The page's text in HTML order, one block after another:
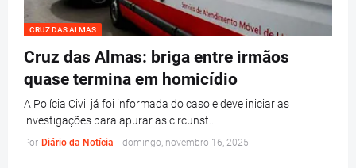
CRUZ DAS ALMAS
Cruz das Almas: briga entre irmãos
quase termina em homicídio
A Polícia Civil já foi informada do caso e deve iniciar as
investigações para apurar as circunst…
Por Diário da Notícia - domingo, novembro 16, 2025